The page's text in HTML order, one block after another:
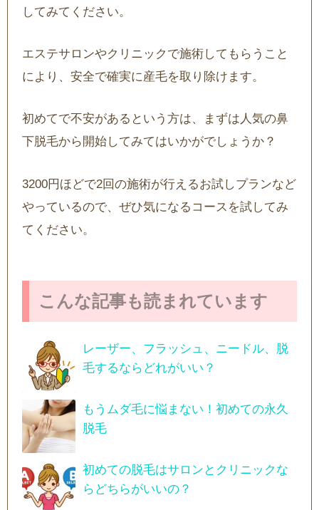
してみてください。
エステサロンやクリニックで施術してもらうこと
により、安全で確実に産毛を取り除けます。
初めてで不安があるという方は、まずは人気の鼻
下脱毛から開始してみてはいかがでしょうか？
3200円ほどで2回の施術が行えるお試しプランなど
やっているので、ぜひ気になるコースを試してみ
てください。
こんな記事も読まれています
レーザー、フラッシュ、ニードル、脱
毛するならどれがいい？
もうムダ毛に悩まない！初めての永久
脱毛
初めての脱毛はサロンとクリニックな
らどちらがいいの？